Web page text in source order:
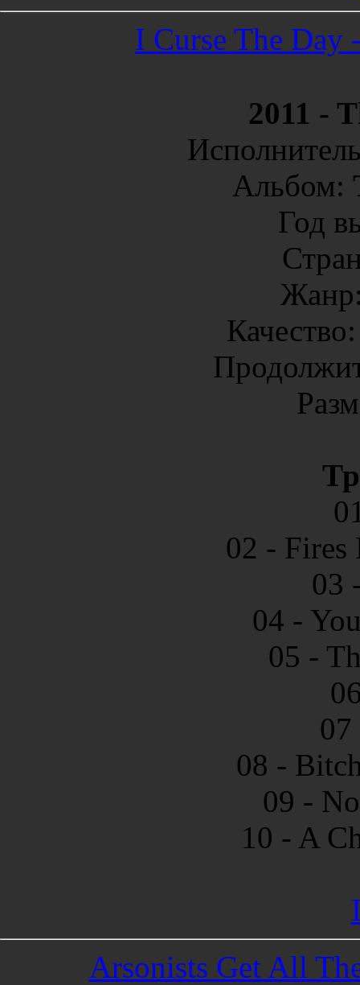
I Сurse The Day
2011 -
Альбом:
Год
02 - Fires
03
04 -
05 -
07
08 -
09 -
10 - A
Arsonists Get All